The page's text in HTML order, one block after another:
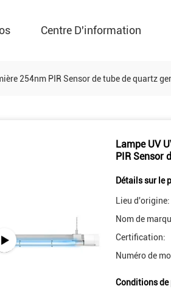
Centre D'information
254nm PIR Sensor de tube de quartz
Lampe UV
PIR Sensor
Détails sur le
Lieu d'origine:
Nom de
Certification:
Numéro de
Conditions de